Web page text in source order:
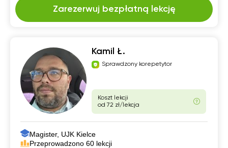
Zarezerwuj bezpłatną lekcję
Kamil Ł.
Sprawdzony korepetytor
Koszt lekcji
od 72 zł/lekcja
Magister, UJK Kielce
Przeprowadzono 60 lekcji